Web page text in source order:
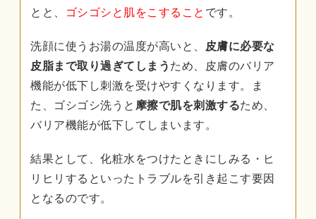
とと、
ゴシゴシと肌をこすること です。
洗顔に使うお湯の温度が高いと、 皮膚に必要な
皮脂まで取り過ぎてしまう ため、皮膚のバリア
機能が低下し刺激を受けやすくなります。ま
た、ゴシゴシ洗うと 摩擦で肌を刺激するため、
バリア機能が低下してしまいます。
結果として、化粧水をつけたときにしみる・ヒ
リヒリするといったトラブルを引き起こす要因
となるのです。